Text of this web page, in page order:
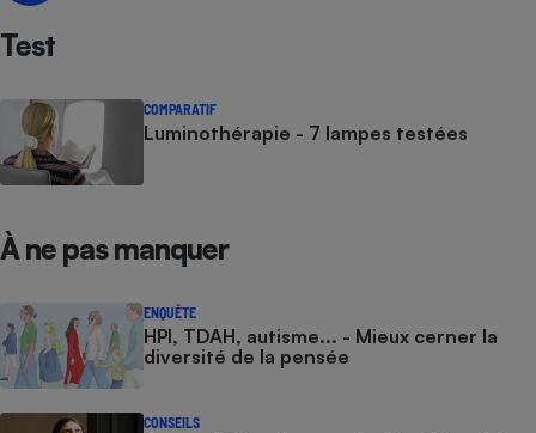
Test
COMPARATIF
Luminothérapie - 7 lampes testées
À ne pas manquer
ENQUÊTE
HPI, TDAH, autisme... - Mieux cerner la
diversité de la pensée
CONSEILS